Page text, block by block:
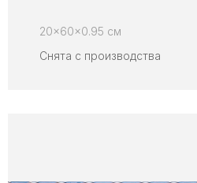
20x60x0.95 см
Снята с производства